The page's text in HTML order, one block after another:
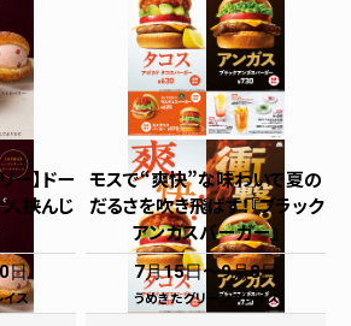
ー】ドー
、挟んじ
日
イス
モスで“爽快”な味わいで夏の
だるさを吹き飛ばす！『ブラック
アンガスバーガー』
7月15日 9月8日
うめきたグリーンプレイス